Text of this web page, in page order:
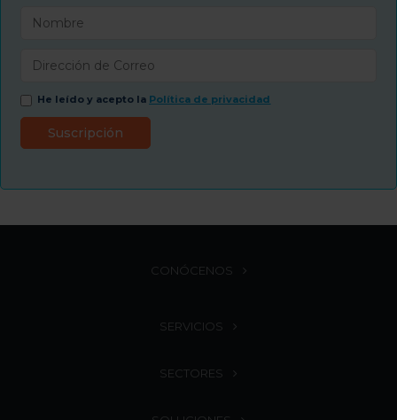
He leído y acepto la Política de privacidad
CONÓCENOS
SERVICIOS
SECTORES